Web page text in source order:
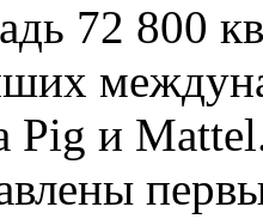
72 800
Pig и